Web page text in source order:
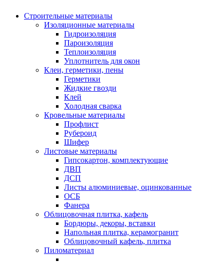
Строительные материалы
Изоляционные материалы
Гидроизоляция
Пароизоляция
Теплоизоляция
Уплотнитель для окон
Клеи, герметики, пены
Герметики
Жидкие гвозди
Клей
Холодная сварка
Кровельные материалы
Профлист
Рубероид
Шифер
Листовые материалы
Гипсокартон, комплектующие
ДВП
ДСП
Листы алюминиевые, оцинкованные
ОСБ
Фанера
Облицовочная плитка, кафель
Бордюры, декоры, вставки
Напольная плитка, керамогранит
Облицовочный кафель, плитка
Пиломатериал